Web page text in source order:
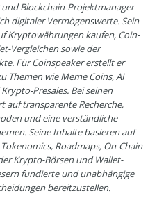
Blockchain-Projektmanager
digitaler Vermögenswerte. Sein
Kryptowährungen kaufen, Coin-
Vergleichen sowie der
Für Coinspeaker erstellt er
Themen wie Meme Coins, AI
Presales. Bei seinen
auf transparente Recherche,
und eine verständliche
Seine Inhalte basieren auf
Roadmaps, On-Chain-
Krypto-Börsen und Wallet-
fundierte und unabhängige
bereitzustellen.